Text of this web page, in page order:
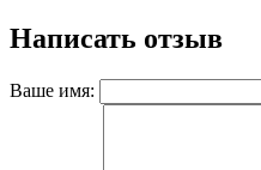
Написать отзыв
Ваше имя: